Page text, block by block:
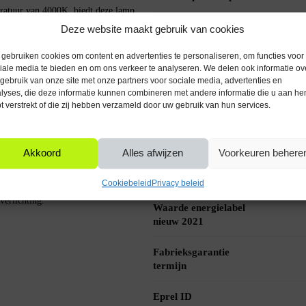
Deze website maakt gebruik van cookies
gebruiken cookies om content en advertenties te personaliseren, om functies voor
media te bieden en om ons verkeer te analyseren. We delen ook informatie
van onze site met onze partners voor sociale media, advertenties en
die deze informatie kunnen combineren met andere informatie die u aan
verstrekt of die zij hebben verzameld door uw gebruik van hun services.
Akkoord Alles afwijzen Voorkeuren
Cookiebeleid Privacy beleid
van 4000K, biedt deze lamp
waar goede zichtbaarheid belangrijk
maat is in huishoudelijke
dat er extra aanpassingen nodig
230V. Wanneer de lamp in een
LED-technologie elektriciteit efficiënt
Informatie
Kleurtemperatuur (K)
Aansluitspanning (V)
Waarde energielabel
nieuw 2021
Fabrieksgarantie
termijn
Eprel ID